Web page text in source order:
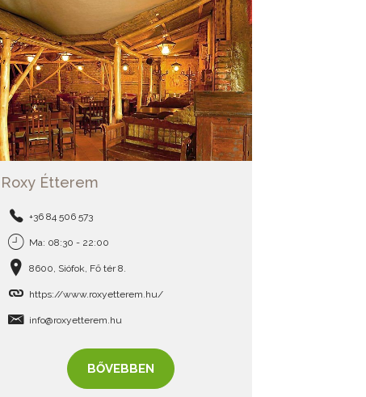
Roxy Étterem
+36 84 506 573
Ma: 08:30 - 22:00
8600, Siófok, Fő tér 8.
https://www.roxyetterem.hu/
info@roxyetterem.hu
BŐVEBBEN